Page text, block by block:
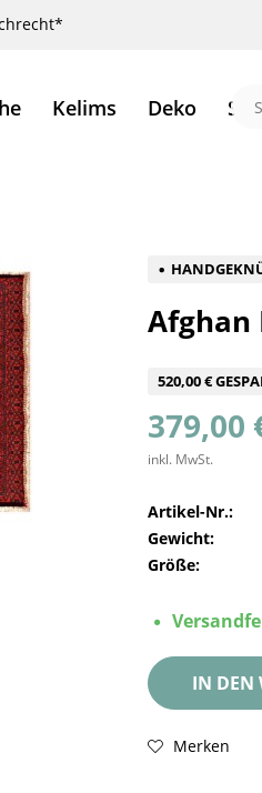
Kelims Deko
Afghan
520,00 €
379,00
inkl. MwSt.
Artikel-Nr.:
Gewicht:
Größe:
IN DEN
Merken